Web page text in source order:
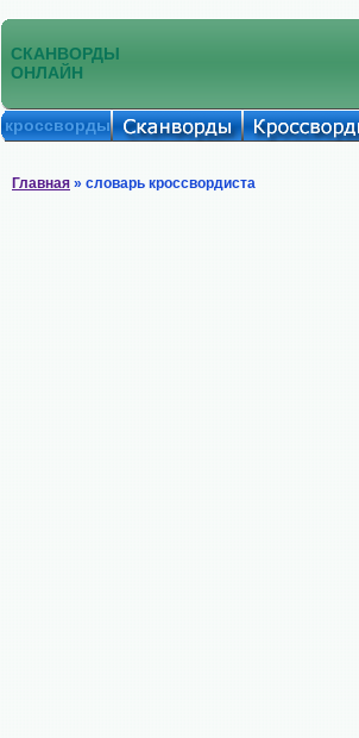
СКАНВОРДЫ
ОНЛАЙН
кроссворды
Главная » словарь кроссвордиста